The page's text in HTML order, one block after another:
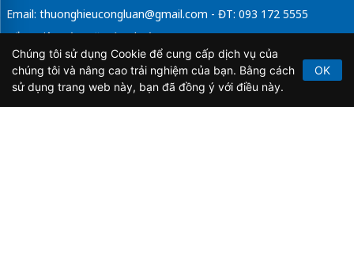
Email: thuonghieucongluan@gmail.com - ĐT: 093 172 5555
Tổng Biên Tập: Vũ Đức Thuận
Giấy phép hoạt động báo chí điện tử số 64/GP-BTTTT do Bộ
Thông tin và Truyền thông cấp ngày 21/2/2020.
Chúng tôi sử dụng Cookie để cung cấp dịch vụ của
chúng tôi và nâng cao trải nghiệm của bạn. Bằng cách
sử dụng trang web này, bạn đã đồng ý với điều này.
OK